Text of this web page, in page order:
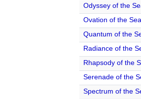
Odyssey of the
Ovation of the
Quantum of the
Radiance of the
Rhapsody of the
Serenade of the
Spectrum of the